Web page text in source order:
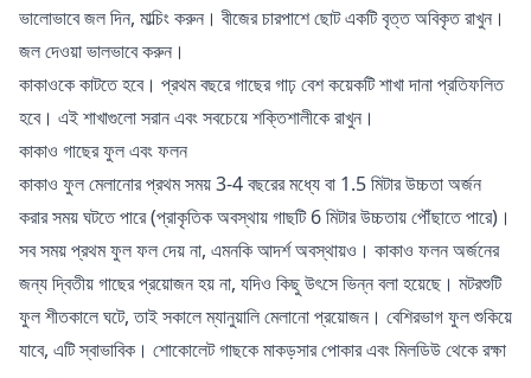
ভালোভাবে জল দিন, মাল্চিং করুন। বীজের চারপাশে ছোট একটি বৃত্ত অবিকৃত রাখুন।
জল দেওয়া ভালভাবে করুন।
কাকাওকে কাটতে হবে। প্রথম বছরে গাছের গাঢ় বেশ কয়েকটি শাখা দানা প্রতিফলিত
হবে। এই শাখাগুলো সরান এবং সবচেয়ে শক্তিশালীকে রাখুন।
কাকাও গাছের ফুল এবং ফলন
কাকাও ফুল মেলানোর প্রথম সময় 3-4 বছরের মধ্যে বা 1.5 মিটার উচ্চতা অর্জন
করার সময় ঘটতে পারে (প্রাকৃতিক অবস্থায় গাছটি 6 মিটার উচ্চতায় পৌঁছাতে পারে)।
সব সময় প্রথম ফুল ফল দেয় না, এমনকি আদর্শ অবস্থায়ও। কাকাও ফলন অর্জনের
জন্য দ্বিতীয় গাছের প্রয়োজন হয় না, যদিও কিছু উৎসে ভিন্ন বলা হয়েছে। মটরশুটি
ফুল শীতকালে ঘটে, তাই সকালে ম্যানুয়ালি মেলানো প্রয়োজন। বেশিরভাগ ফুল শুকিয়ে
যাবে, এটি স্বাভাবিক। শোকোলেট গাছকে মাকড়সার পোকার এবং মিলডিউ থেকে রক্ষা